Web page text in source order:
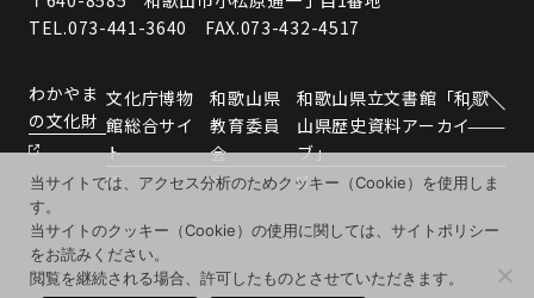
TEL.073-441-3640 FAX.073-432-4517
わかやま
の文化財
文化庁博物
館総合サイ
ト
和歌山県
教育委員
会
和歌山県立文書館「和歌
山県歴史資料アーカイ
ブ」
当サイトでは、アクセス分析のためクッキー（Cookie）を使用しま
す。
当サイトのクッキー（Cookie）の使用に関しては、サイトポリシー
をお読みください。
閲覧を継続される場合、許可したものとさせていただきます。